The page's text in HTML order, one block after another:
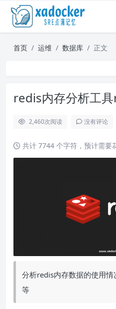
首页 运维 数据库 正文
redis内存分析工
2,460次阅读 没有评论
共计 7744 个字符，预计需要
分析redis内存数据的使用
等